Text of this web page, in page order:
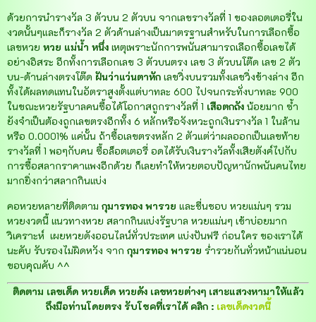
ด้วยการนำรางวัล 3 ตัวบน 2 ตัวบน จากเลขรางวัลที่ 1 ของลอตเตอรี่ใน
งวดนั้นๆและก็รางวัล 2 ตัวด้านล่างเป็นมาตรฐานสำหรับในการเลือกซื้อ
เลขหวย หวย แม่น้ำ หนึ่ง เหตุเพราะนักการพนันสามารถเลือกซื้อเลขได้
อย่างอิสระ อีกทั้งการเลือกเลข 3 ตัวบนตรง เลข 3 ตัวบนโต๊ด เลข 2 ตัว
บน-ด้านล่างตรงโต๊ด ฝันว่าแว่นตาหัก เลขวิ่งบนรวมทั้งเลขวิ่งข้างล่าง อีก
ทั้งได้ผลทดแทนในอัตราสูงตั้งแต่บาทละ 600 ไปจนกระทั่งบาทละ 900
ในขณะหวยรัฐบาลคนซื้อได้โอกาสถูกรางวัลที่ 1 เสือตกถัง น้อยมาก ซ้ำ
ยังจำเป็นต้องถูกเลขตรงอีกทั้ง 6 หลักหรือจังหวะถูกเงินรางวัล 1 ในล้าน
หรือ 0.0001% แค่นั้น ถ้าซื้อเลขตรงหลัก 2 ตัวแต่ว่าผลออกเป็นเลขท้าย
รางวัลที่ 1 พอๆกับคน ซื้อล็อตเตอรี่ อดได้รับเงินรางวัลทั้งเสียตังค์ไปกับ
การซื้อสลากราคาแพงอีกด้วย ก็เลยทำให้หวยตอบปัญหานักพนันคนไทย
มากยิ่งกว่าสลากกินแบ่ง
คอหวยหลายที่ติดตาม กุมารทอง พารวย และชื่นชอบ หวยแม่นๆ รวม
หวยงวดนี้ แนวทางหวย สลากกินแบ่งรัฐบาล หวยแม่นๆ เข้าบ่อยมาก
วิเคราะห์ เผยหวยดังออนไลน์ทั่วประเทศ แบ่งปันฟรี ก่อนใคร ของเราได้
นะคับ รับรองไม่ผิดหวัง จาก กุมารทอง พารวย ร่ำรวยกันทั่วหน้าแน่นอน
ขอบคุณคับ ^^
ติดตาม เลขเด็ด หวยเด็ด หวยดัง เลขหวยต่างๆ เสาะแสวงหามาให้แล้ว
ถึงมือท่านโดยตรง รับโชคที่เราได้ คลิก : เลขเด็ดงวดนี้